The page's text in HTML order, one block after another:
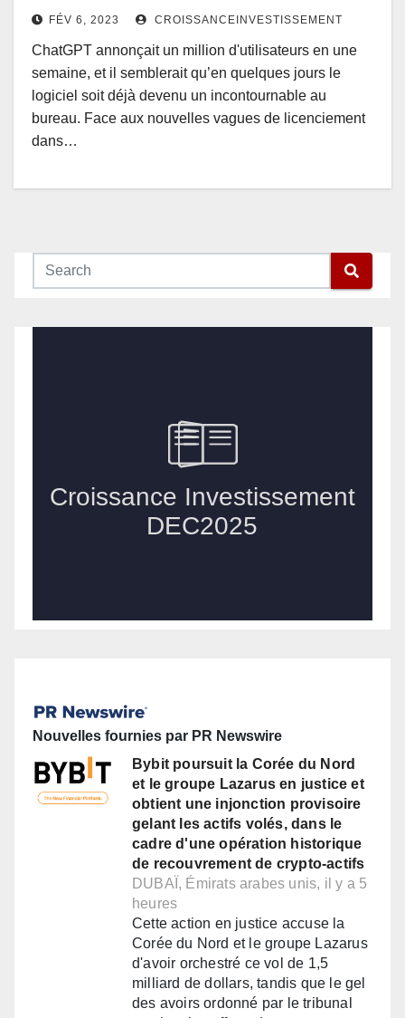
FÉV 6, 2023 CROISSANCEINVESTISSEMENT
ChatGPT annonçait un million d'utilisateurs en une
semaine, et il semblerait qu’en quelques jours le
logiciel soit déjà devenu un incontournable au
bureau. Face aux nouvelles vagues de licenciement
dans…
Nouvelles fournies par PR Newswire
Bybit poursuit la Corée du Nord
et le groupe Lazarus en justice et
obtient une injonction provisoire
gelant les actifs volés, dans le
cadre d'une opération historique
de recouvrement de crypto-actifs
DUBAÏ, Émirats arabes unis, il y a 5
heures
Cette action en justice accuse la
Corée du Nord et le groupe Lazarus
d'avoir orchestré ce vol de 1,5
milliard de dollars, tandis que le gel
des avoirs ordonné par le tribunal